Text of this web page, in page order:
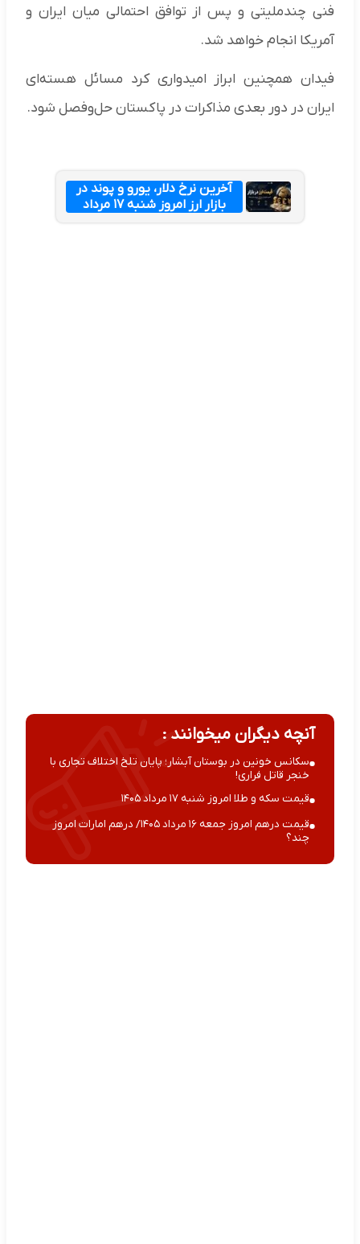
فنی چندملیتی و پس از توافق احتمالی میان ایران و
آمریکا انجام خواهد شد.
فیدان همچنین ابراز امیدواری کرد مسائل هسته‌ای
ایران در دور بعدی مذاکرات در پاکستان حل‌وفصل شود.
آخرین نرخ دلار، یورو و پوند در
بازار ارز امروز شنبه ۱۷ مرداد
آنچه دیگران میخوانند :
سکانس خونین در بوستان آبشار؛ پایان تلخ اختلاف تجاری با
خنجر قاتل فراری!
قیمت سکه و طلا امروز شنبه ۱۷ مرداد ۱۴۰۵
قیمت درهم امروز جمعه ۱۶ مرداد ۱۴۰۵/ درهم امارات امروز
چند؟